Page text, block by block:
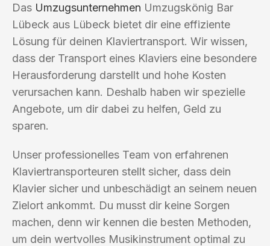
Das Umzugsunternehmen Umzugskönig Bar
Lübeck aus Lübeck bietet dir eine effiziente
Lösung für deinen Klaviertransport. Wir wissen,
dass der Transport eines Klaviers eine besondere
Herausforderung darstellt und hohe Kosten
verursachen kann. Deshalb haben wir spezielle
Angebote, um dir dabei zu helfen, Geld zu
sparen.
Unser professionelles Team von erfahrenen
Klaviertransporteuren stellt sicher, dass dein
Klavier sicher und unbeschädigt an seinem neuen
Zielort ankommt. Du musst dir keine Sorgen
machen, denn wir kennen die besten Methoden,
um dein wertvolles Musikinstrument optimal zu